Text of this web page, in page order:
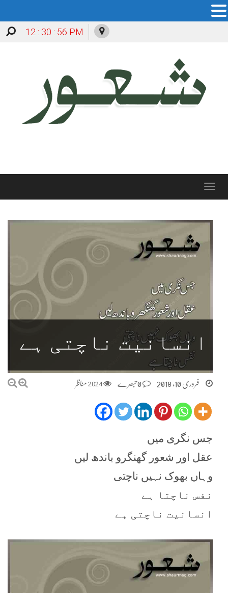
12 : 30 : 57 PM
Toggle
انسانیت ناچتی ہے
فروری 10, 2018 2024 مناظر
جس نگری میں
عقل اور شعور گھنگرو باندھ لیں
وہاں بھوک نہیں ناچتی
نفس ناچتا ہے
انسانیت ناچتی ہے